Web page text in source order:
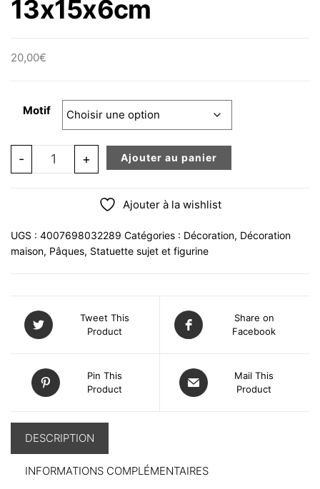
13x15x6cm
20,00€
Motif
- quantité de POULE OU COQ EN POLYRESINE, PIEDS
+ Ajouter au panier
Ajouter à la wishlist
UGS : 4007698032289 Catégories : Décoration, Décoration
maison, Pâques, Statuette sujet et figurine
Tweet This
Product
Share on
Facebook
Pin This
Product
Mail This
Product
DESCRIPTION
INFORMATIONS COMPLÉMENTAIRES